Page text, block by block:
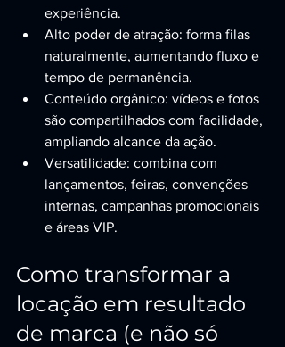
experiência.
Alto poder de atração: forma filas
naturalmente, aumentando fluxo e
tempo de permanência.
Conteúdo orgânico: vídeos e fotos
são compartilhados com facilidade,
ampliando alcance da ação.
Versatilidade: combina com
lançamentos, feiras, convenções
internas, campanhas promocionais
e áreas VIP.
Como transformar a
locação em resultado
de marca (e não só